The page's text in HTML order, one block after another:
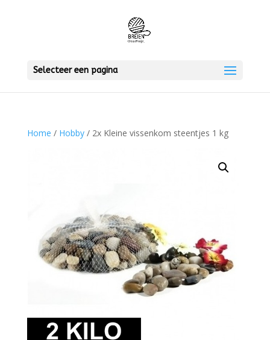
Selecteer een pagina
Home / Hobby/ 2x Kleine vissenkom steentjes 1 kg